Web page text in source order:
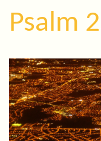
Psalm